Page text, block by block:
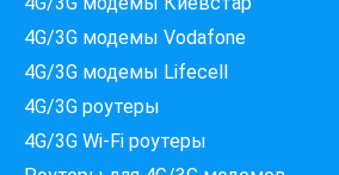
4G/3G модемы Vodafone
4G/3G модемы Lifecell
4G/3G роутеры
4G/3G Wi-Fi роутеры